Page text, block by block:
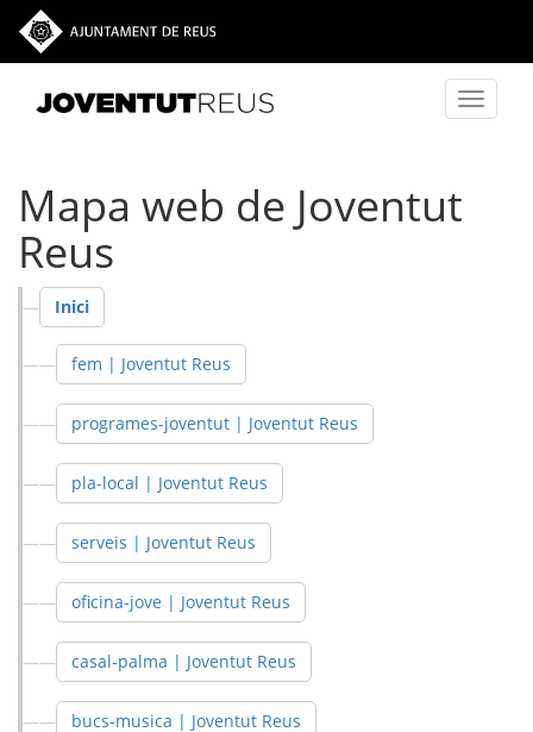
Vés al contingut
Toggle
Mapa web de Joventut
Reus
Inici
fem | Joventut Reus
programes-joventut | Joventut Reus
pla-local | Joventut Reus
serveis | Joventut Reus
oficina-jove | Joventut Reus
casal-palma | Joventut Reus
bucs-musica | Joventut Reus